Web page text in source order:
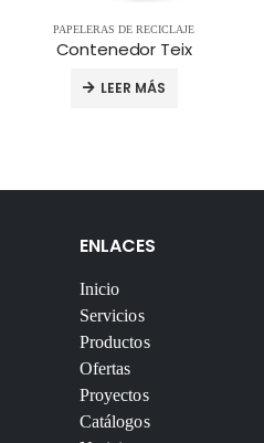
PAPELERAS DE RECICLAJE
Contenedor Teix
LEER MÁS
ENLACES
Inicio
Servicios
Productos
Ofertas
Proyectos
Catálogos